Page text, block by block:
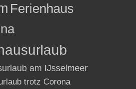
Ferienhaus
am IJsselmeer
trotz Corona